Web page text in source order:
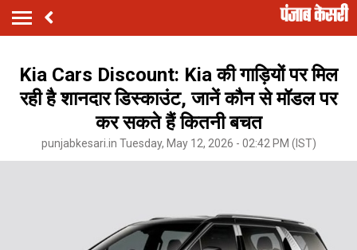
Kia Cars Discount: Kia की गाड़ियों पर मिल
रही है शानदार डिस्काउंट, जानें कौन से मॉडल पर
कर सकते हैं कितनी बचत
punjabkesari.in Tuesday, May 12, 2026 - 02:42 PM (IST)